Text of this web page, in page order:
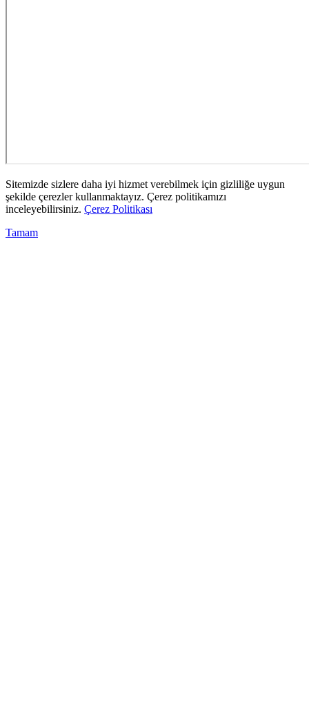
Sitemizde sizlere daha iyi hizmet verebilmek için gizliliğe uygun
şekilde çerezler kullanmaktayız. Çerez politikamızı
inceleyebilirsiniz. Çerez Politikası
Tamam